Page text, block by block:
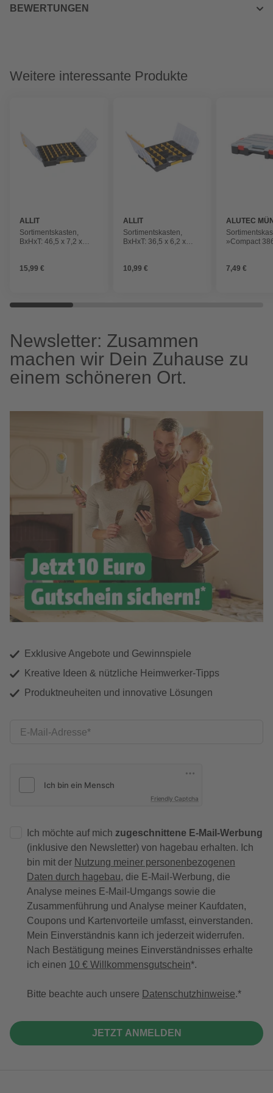
BEWERTUNGEN
Weitere interessante Produkte
ALLIT
Sortimentskasten,
BxHxT: 46,5 x 7,2 x
15,99 €
ALLIT
Sortimentskasten,
BxHxT: 36,5 x 6,2 x
10,99 €
ALUTEC
»Compact
7,49 €
Newsletter: Zusammen
machen wir Dein Zuhause zu
einem schöneren Ort.
Exklusive Angebote und Gewinnspiele
Kreative Ideen & nützliche Heimwerker-Tipps
Produktneuheiten und innovative Lösungen
E-Mail-Adresse
Friendly Captcha
Ich möchte auf mich zugeschnittene E-Mail-Werbung
(inklusive den Newsletter) von hagebau erhalten. Ich
bin mit der Nutzung meiner personenbezogenen
Daten durch hagebau, die E-Mail-Werbung, die
Analyse meines E-Mail-Umgangs sowie die
Zusammenführung und Analyse meiner Kaufdaten,
Coupons und Kartenvorteile umfasst, einverstanden.
Mein Einverständnis kann ich jederzeit widerrufen.
Nach Bestätigung meines Einverständnisses erhalte
ich einen 10 € Willkommensgutschein*.
Bitte beachte auch unsere Datenschutzhinweise.
JETZT ANMELDEN